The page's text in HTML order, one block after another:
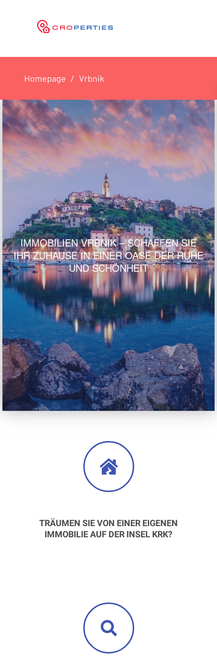
Homepage Vrbnik
IMMOBILIEN VRBNIK – SCHAFFEN SIE
IHR ZUHAUSE IN EINER OASE DER RUHE
UND SCHÖNHEIT
TRÄUMEN SIE VON EINER EIGENEN
IMMOBILIE AUF DER INSEL KRK?